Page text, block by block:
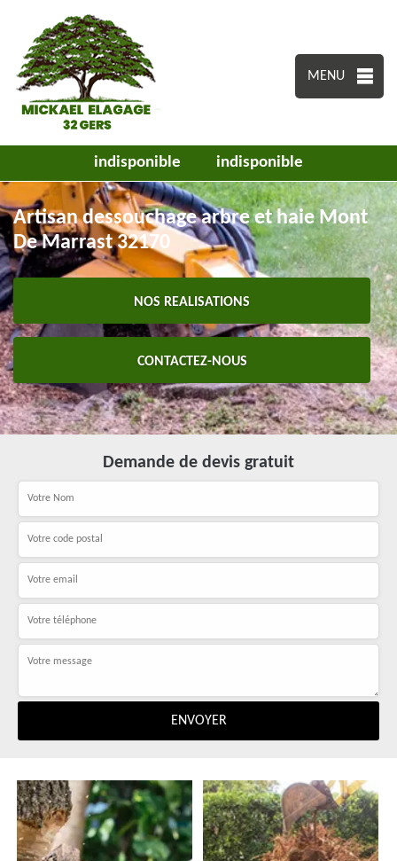
MENU
indisponible indisponible
Artisan dessouchage arbre et haie Mont
De Marrast 32170
NOS REALISATIONS
CONTACTEZ-NOUS
Demande de devis gratuit